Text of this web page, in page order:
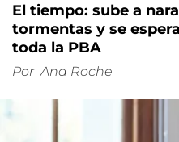
El tiempo: sube a
tormentas y se
toda la PBA
Por Ana Roche